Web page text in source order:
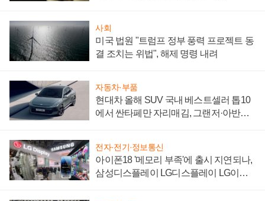
사회
미국 법원 "트럼프 정부 풍력 프로젝트 동
결 조치는 위법", 해제 명령 내려
자동차·부품
현대차 올해 SUV 국내 베스트셀러 톱10
에서 싼타페만 자리매김, 그랜저·아반떼
전자·전기·정보통신
아이폰18 '메모리 부족'에 출시 지연되나,
삼성디스플레이 LG디스플레이 LG이노